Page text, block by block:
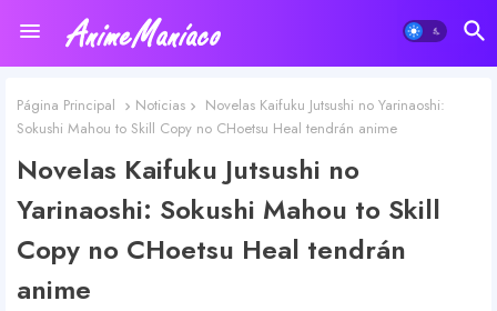
Página Principal Noticias
Novelas Kaifuku Jutsushi no Yarinaoshi:
Sokushi Mahou to Skill Copy no CHoetsu Heal tendrán anime
Novelas Kaifuku Jutsushi no
Yarinaoshi: Sokushi Mahou to Skill
Copy no CHoetsu Heal tendrán
anime